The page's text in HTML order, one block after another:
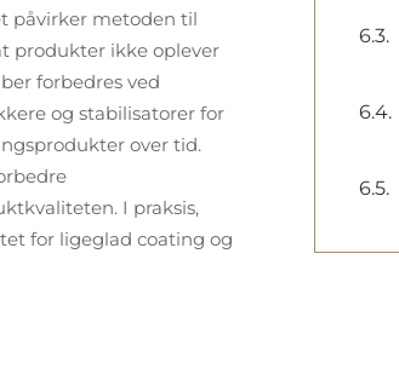
påvirker metoden til
produkter ikke oplever
forbedres ved
og stabilisatorer for
over tid.
I praksis,
for ligeglad coating og